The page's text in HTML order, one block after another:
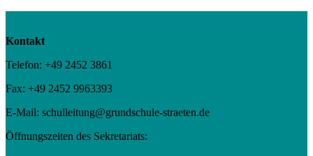
Kontakt
Telefon: +49 2452 3861
Fax: +49 2452 9963393
E-Mail: schulleitung@grundschule-straeten.de
Öffnungszeiten des Sekretariats: